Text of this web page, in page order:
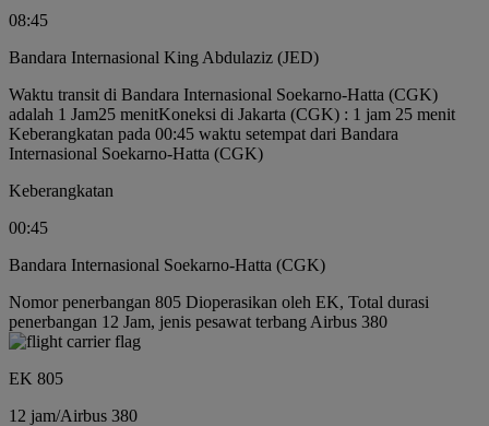
08:45
Bandara Internasional King Abdulaziz (JED)
Waktu transit di Bandara Internasional Soekarno-Hatta (CGK)
adalah 1 Jam25 menitKoneksi di Jakarta (CGK) : 1 jam 25 menit
Keberangkatan pada 00:45 waktu setempat dari Bandara
Internasional Soekarno-Hatta (CGK)
Keberangkatan
00:45
Bandara Internasional Soekarno-Hatta (CGK)
Nomor penerbangan 805 Dioperasikan oleh EK, Total durasi
penerbangan 12 Jam, jenis pesawat terbang Airbus 380
EK 805
12 jam/Airbus 380